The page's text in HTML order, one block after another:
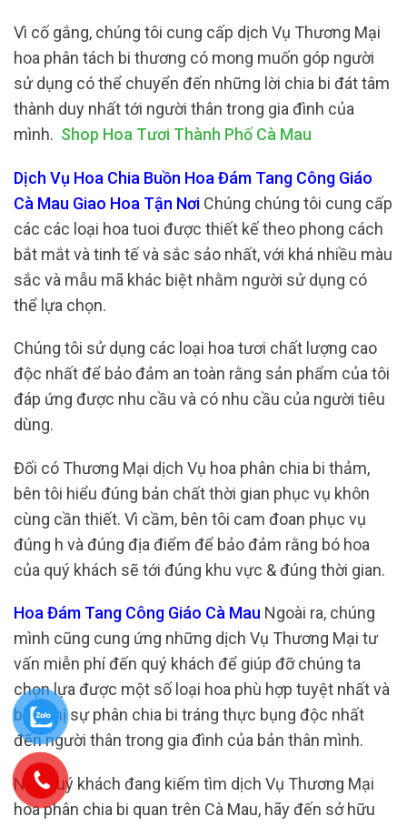
Vì cố gắng, chúng tôi cung cấp dịch Vụ Thương Mại
hoa phân tách bi thương có mong muốn góp người
sử dụng có thể chuyển đến những lời chia bi đát tâm
thành duy nhất tới người thân trong gia đình của
mình. Shop Hoa Tươi Thành Phố Cà Mau
Dịch Vụ Hoa Chia Buồn Hoa Đám Tang Công Giáo
Cà Mau Giao Hoa Tận Nơi Chúng chúng tôi cung cấp
các các loại hoa tuoi được thiết kế theo phong cách
bắt mắt và tinh tế và sắc sảo nhất, với khá nhiều màu
sắc và mẫu mã khác biệt nhằm người sử dụng có
thể lựa chọn.
Chúng tôi sử dụng các loại hoa tươi chất lượng cao
độc nhất để bảo đảm an toàn rằng sản phẩm của tôi
đáp ứng được nhu cầu và có nhu cầu của người tiêu
dùng.
Đối có Thương Mại dịch Vụ hoa phân chia bi thảm,
bên tôi hiểu đúng bản chất thời gian phục vụ khôn
cùng cần thiết. Vì cầm, bên tôi cam đoan phục vụ
đúng h và đúng địa điểm để bảo đảm rằng bó hoa
của quý khách sẽ tới đúng khu vực & đúng thời gian.
Hoa Đám Tang Công Giáo Cà Mau Ngoài ra, chúng
mình cũng cung ứng những dịch Vụ Thương Mại tư
vấn miễn phí đến quý khách để giúp đỡ chúng ta
chọn lựa được một số loại hoa phù hợp tuyệt nhất và
biểu thị sự phân chia bi tráng thực bụng độc nhất
đến người thân trong gia đình của bản thân mình.
Nếu quý khách đang kiếm tìm dịch Vụ Thương Mại
hoa phân chia bi quan trên Cà Mau, hãy đến sở hữu